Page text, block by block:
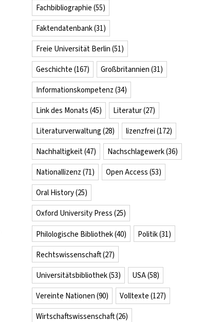
Fachbibliographie (55)
Faktendatenbank(31)
Freie Universität Berlin (51)
Geschichte (167) Großbritannien (31)
Informationskompetenz (34)
Link des Monats (45) Literatur(27)
Literaturverwaltung (28) lizenzfrei (172)
Nachhaltigkeit(47) Nachschlagewerk(36)
Nationallizenz (71) Open Access (53)
Oral History(25)
Oxford University Press (25)
Philologische Bibliothek(40) Politik(31)
Rechtswissenschaft(27)
Universitätsbibliothek(53) USA(58)
Vereinte Nationen (90) Volltexte (127)
Wirtschaftswissenschaft(26)